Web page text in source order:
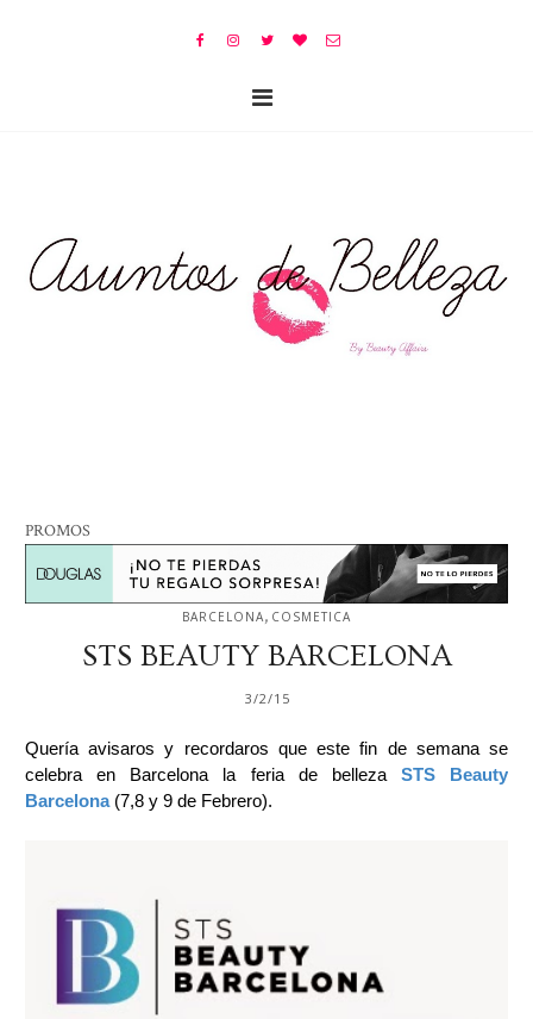
PROMOS
BARCELONA, COSMETICA
STS BEAUTY BARCELONA
3/2/15
Quería avisaros y recordaros que este fin de semana se
celebra en Barcelona la feria de belleza STS Beauty
Barcelona(7,8 y 9 de Febrero).